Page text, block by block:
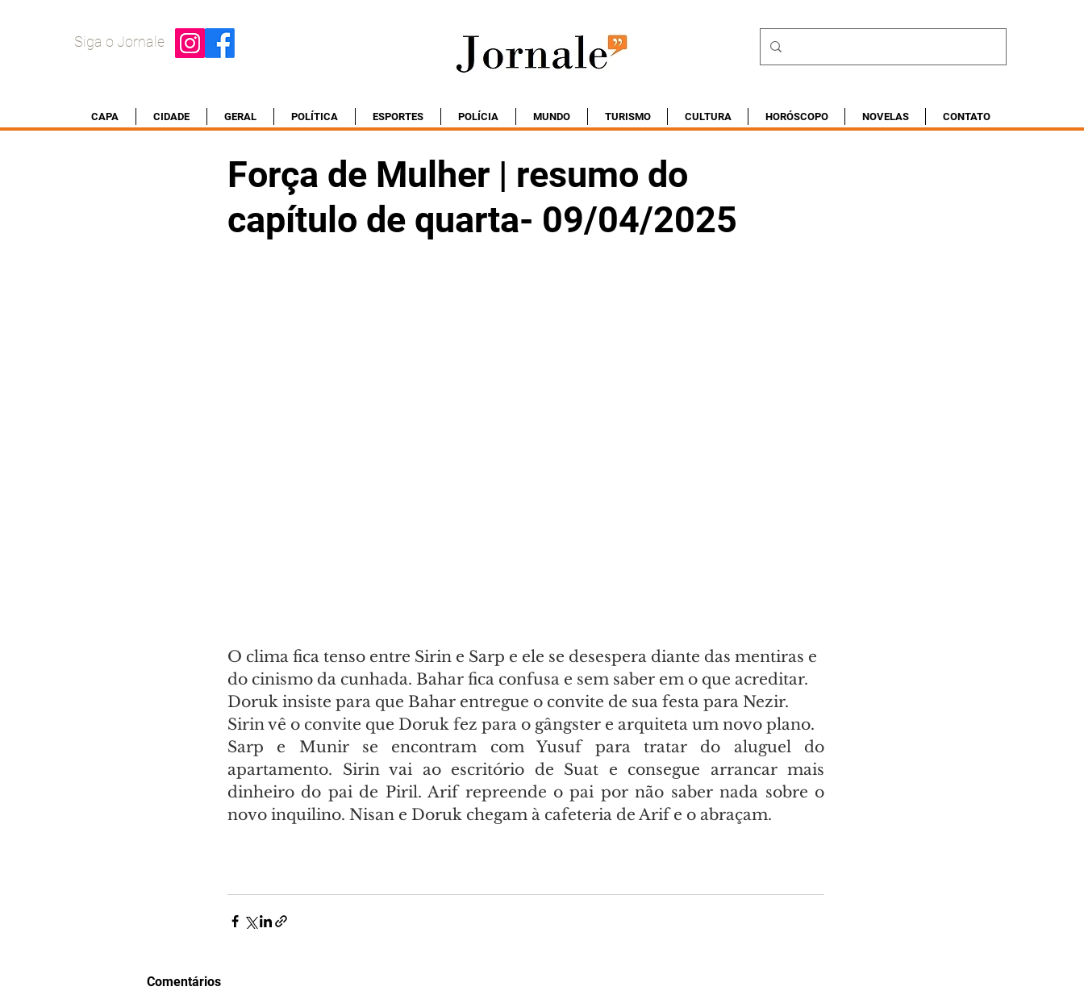
Siga o Jornale
CAPA CIDADE GERAL POLÍTICA ESPORTES POLÍCIA MUNDO TURISMO CULTURA HORÓSCOPO NOVELAS CONTATO
Força de Mulher | resumo do
capítulo de quarta- 09/04/2025
O clima fica tenso entre Sirin e Sarp e ele se desespera diante das mentiras e
do cinismo da cunhada. Bahar fica confusa e sem saber em o que acreditar.
Doruk insiste para que Bahar entregue o convite de sua festa para Nezir.
Sirin vê o convite que Doruk fez para o gângster e arquiteta um novo plano.
Sarp e Munir se encontram com Yusuf para tratar do aluguel do
apartamento. Sirin vai ao escritório de Suat e consegue arrancar mais
dinheiro do pai de Piril. Arif repreende o pai por não saber nada sobre o
novo inquilino. Nisan e Doruk chegam à cafeteria de Arif e o abraçam.
Comentários